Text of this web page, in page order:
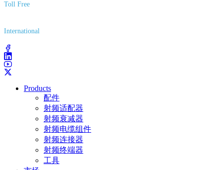
Toll Free
International
Products
配件
射频适配器
射频衰减器
射频电缆组件
射频连接器
射频终端器
工具